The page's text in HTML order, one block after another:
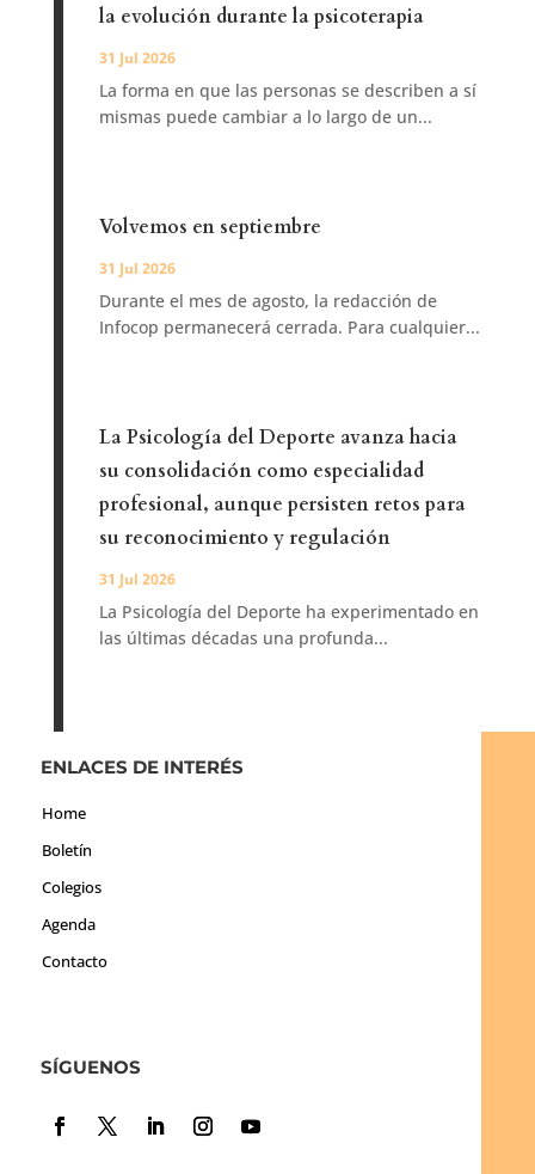
la evolución durante la psicoterapia
31 Jul 2026
La forma en que las personas se describen a sí
mismas puede cambiar a lo largo de un...
Volvemos en septiembre
31 Jul 2026
Durante el mes de agosto, la redacción de
Infocop permanecerá cerrada. Para cualquier...
La Psicología del Deporte avanza hacia
su consolidación como especialidad
profesional, aunque persisten retos para
su reconocimiento y regulación
31 Jul 2026
La Psicología del Deporte ha experimentado en
las últimas décadas una profunda...
ENLACES DE INTERÉS
Home
Boletín
Colegios
Agenda
Contacto
SÍGUENOS